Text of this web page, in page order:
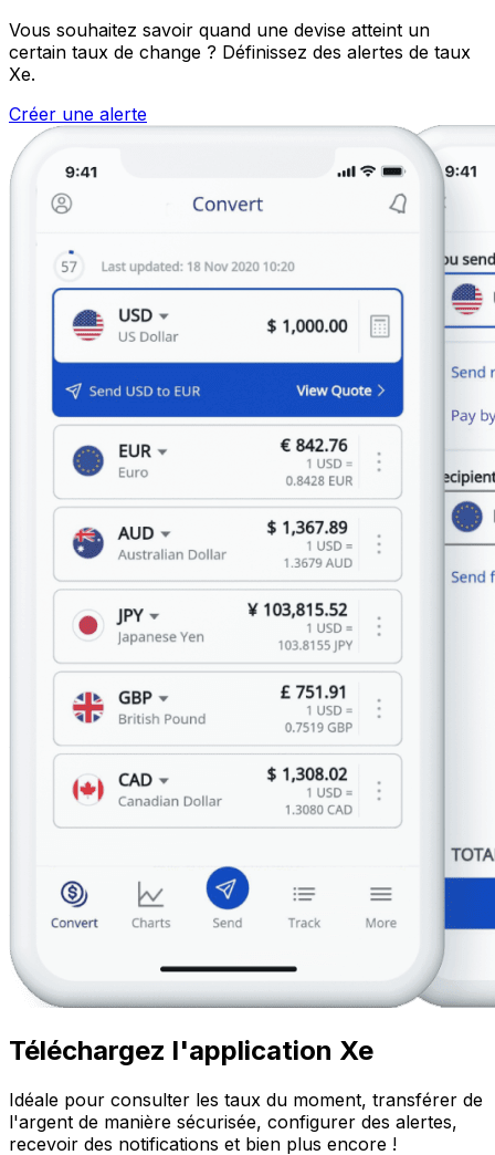
Vous souhaitez savoir quand une devise atteint un
certain taux de change ? Définissez des alertes de taux
Xe.
Créer une alerte
Téléchargez l'application Xe
Idéale pour consulter les taux du moment, transférer de
l'argent de manière sécurisée, configurer des alertes,
recevoir des notifications et bien plus encore !